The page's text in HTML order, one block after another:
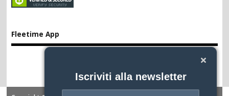
Iscriviti alla newsletter
Fleetime App